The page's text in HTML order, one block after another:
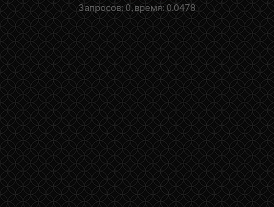
Запросов: 0, время: 0.0478